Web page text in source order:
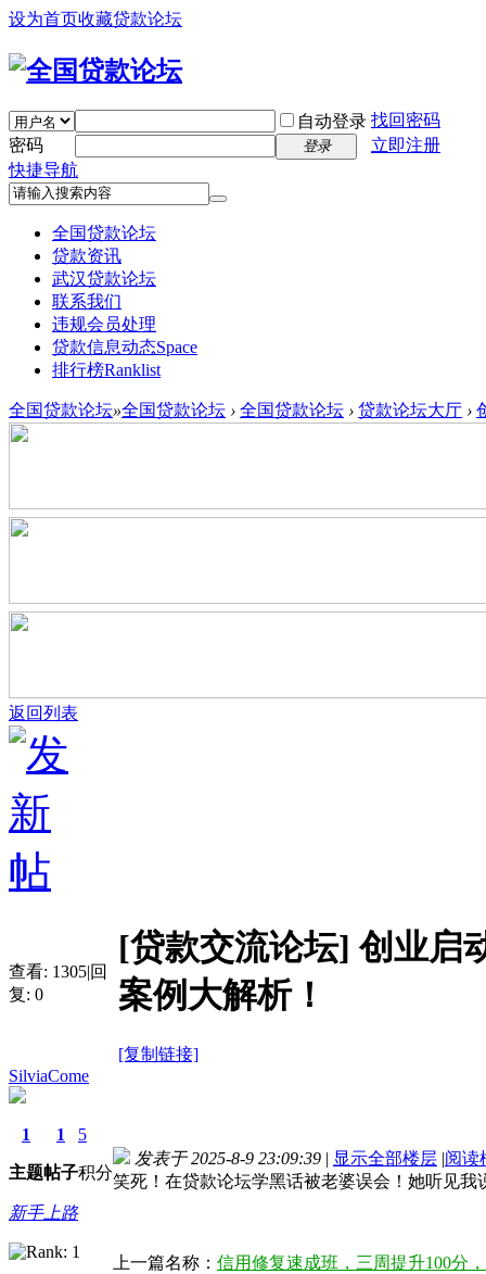
设为首页收藏贷款论坛
自动登录 找回密码
密码
登录
立即注册
快捷导航
全国贷款论坛
贷款资讯
武汉贷款论坛
联系我们
违规会员处理
贷款信息动态Space
排行榜Ranklist
全国贷款论坛»全国贷款论坛 › 全国贷款论坛 › 贷款论坛大厅 ›
返回列表
查看: 1305|回
复: 0
[贷款交流论坛]创业启
案例大解析！
[复制链接]
SilviaCome
1
主题
1
帖子
5
积分
新手上路
发表于 2025-8-9 23:09:39 | 显示全部楼层 |阅读
笑死！在贷款论坛学黑话被老婆误会！她听见
上一篇名称： 信用修复速成班，三周提升100分